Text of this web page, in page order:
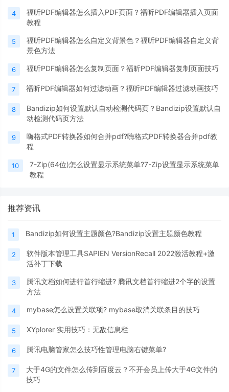
4
福昕PDF编辑器怎么插入PDF页面？福昕PDF编辑器插入页面
教程
5
福昕PDF编辑器怎么自定义背景色？福昕PDF编辑器自定义背
景色方法
6 福昕PDF编辑器怎么复制页面？福昕PDF编辑器复制页面技巧
7 福昕PDF编辑器如何过滤动画？福昕PDF编辑器过滤动画技巧
8
Bandizip如何设置默认自动检测代码页？Bandizip设置默认自
动检测代码页方法
9
嗨格式PDF转换器如何合并pdf?嗨格式PDF转换器合并pdf教
程
10
7-Zip(64位)怎么设置显示系统菜单?7-Zip设置显示系统菜单
教程
推荐资讯
1 Bandizip如何设置主题颜色?Bandizip设置主题颜色教程
2
软件版本管理工具SAPIEN VersionRecall 2022激活教程+激
活补丁下载
3
腾讯文档如何进行首行缩进? 腾讯文档首行缩进2个字的设置
方法
4 mybase怎么设置关联项? mybase取消关联条目的技巧
5 XYplorer 实用技巧：无敌信息栏
6 腾讯电脑管家怎么技巧性管理电脑右键菜单?
7
大于4G的文件怎么传到百度云？不开会员上传大于4G文件的
技巧